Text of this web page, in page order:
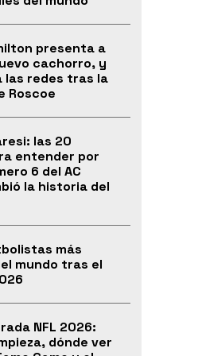
presenta a
cachorro, y
las redes tras la
Roscoe
las 20
entender por
6 del AC
la historia del
más
mundo tras el
NFL 2026:
dónde ver